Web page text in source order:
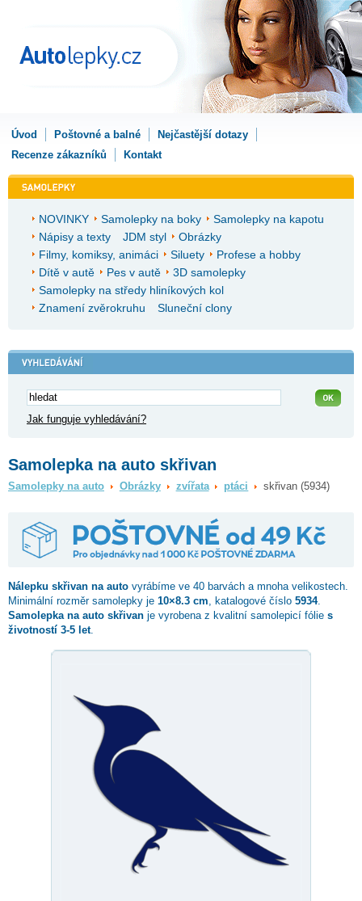
Úvod Poštovné a balné
Nejčastější dotazy
Recenze zákazníků
Kontakt
NOVINKY Samolepky na boky
Samolepky na kapotu
Nápisy a texty
JDM styl
Obrázky
Filmy, komiksy, animáci
Siluety
Profese a hobby
Dítě v autě
Pes v autě
3D samolepky
Samolepky na středy hliníkových kol
Znamení zvěrokruhu
Sluneční clony
Jak funguje vyhledávání?
Samolepka na auto skřivan
Samolepky na auto Obrázky zvířata ptáci skřivan (5934)
Nálepku skřivan na auto vyrábíme ve 40 barvách a mnoha velikostech.
Minimální rozměr samolepky je 10×8.3 cm , katalogové číslo 5934.
Samolepka na auto skřivan je vyrobena z kvalitní samolepicí fólie s
životností 3-5 let.